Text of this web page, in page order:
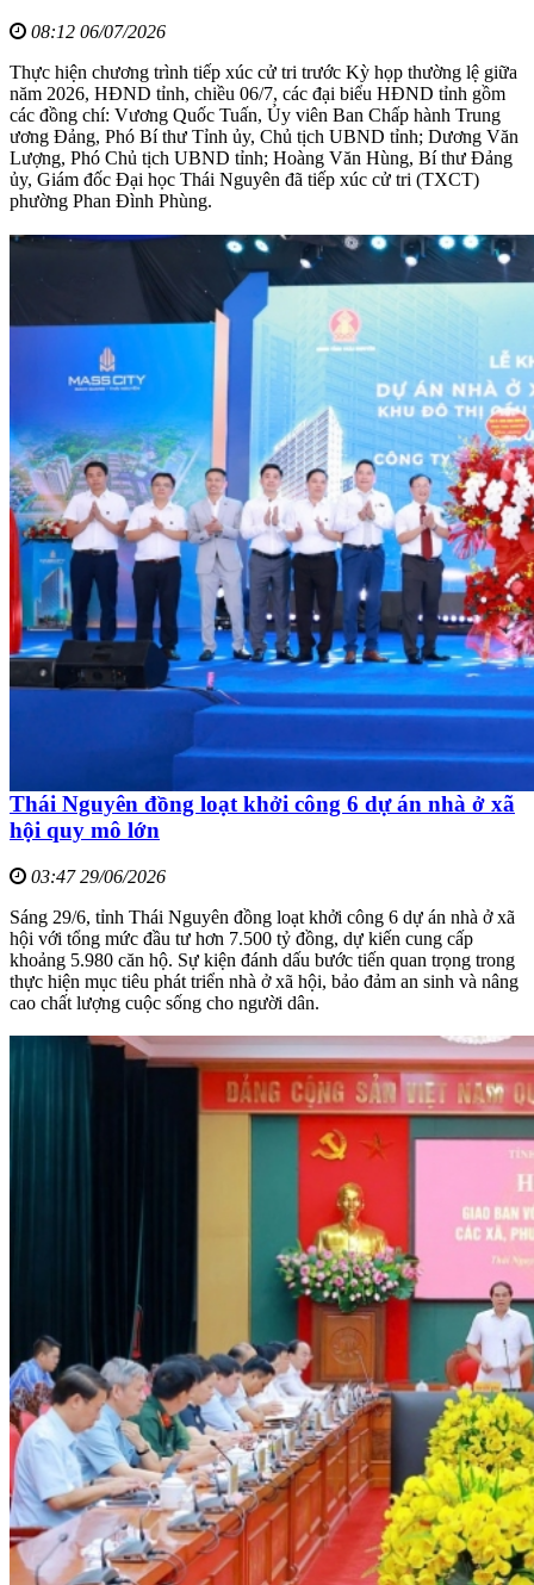
08:12 06/07/2026
Thực hiện chương trình tiếp xúc cử tri trước Kỳ họp thường lệ giữa
năm 2026, HĐND tỉnh, chiều 06/7, các đại biểu HĐND tỉnh gồm
các đồng chí: Vương Quốc Tuấn, Ủy viên Ban Chấp hành Trung
ương Đảng, Phó Bí thư Tỉnh ủy, Chủ tịch UBND tỉnh; Dương Văn
Lượng, Phó Chủ tịch UBND tỉnh; Hoàng Văn Hùng, Bí thư Đảng
ủy, Giám đốc Đại học Thái Nguyên đã tiếp xúc cử tri (TXCT)
phường Phan Đình Phùng.
Thái Nguyên đồng loạt khởi công 6 dự án nhà ở xã
hội quy mô lớn
03:47 29/06/2026
Sáng 29/6, tỉnh Thái Nguyên đồng loạt khởi công 6 dự án nhà ở xã
hội với tổng mức đầu tư hơn 7.500 tỷ đồng, dự kiến cung cấp
khoảng 5.980 căn hộ. Sự kiện đánh dấu bước tiến quan trọng trong
thực hiện mục tiêu phát triển nhà ở xã hội, bảo đảm an sinh và nâng
cao chất lượng cuộc sống cho người dân.